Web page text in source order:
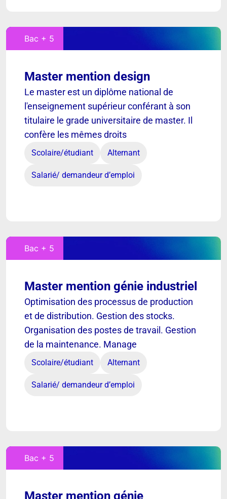
Bac + 5
Master mention design
Le master est un diplôme national de
l'enseignement supérieur conférant à son
titulaire le grade universitaire de master. Il
confère les mêmes droits
Scolaire/étudiant Alternant
Salarié/ demandeur d’emploi
Bac + 5
Master mention génie industriel
Optimisation des processus de production
et de distribution. Gestion des stocks.
Organisation des postes de travail. Gestion
de la maintenance. Manage
Scolaire/étudiant Alternant
Salarié/ demandeur d’emploi
Bac + 5
Master mention génie